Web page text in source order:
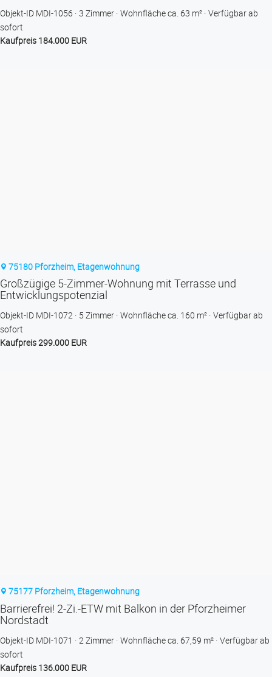
Objekt-ID MDI-1056 3 Zimmer Wohnfläche ca. 63 m² Verfügbar ab
sofort
Kaufpreis 184.000 EUR
75180 Pforzheim, Etagenwohnung
Großzügige 5-Zimmer-Wohnung mit Terrasse und
Entwicklungspotenzial
Objekt-ID MDI-1072 5 Zimmer Wohnfläche ca. 160 m² Verfügbar ab
sofort
Kaufpreis 299.000 EUR
75177 Pforzheim, Etagenwohnung
Barrierefrei! 2-Zi.-ETW mit Balkon in der Pforzheimer
Nordstadt
Objekt-ID MDI-1071 2 Zimmer Wohnfläche ca. 67,59 m² Verfügbar ab
sofort
Kaufpreis 136.000 EUR